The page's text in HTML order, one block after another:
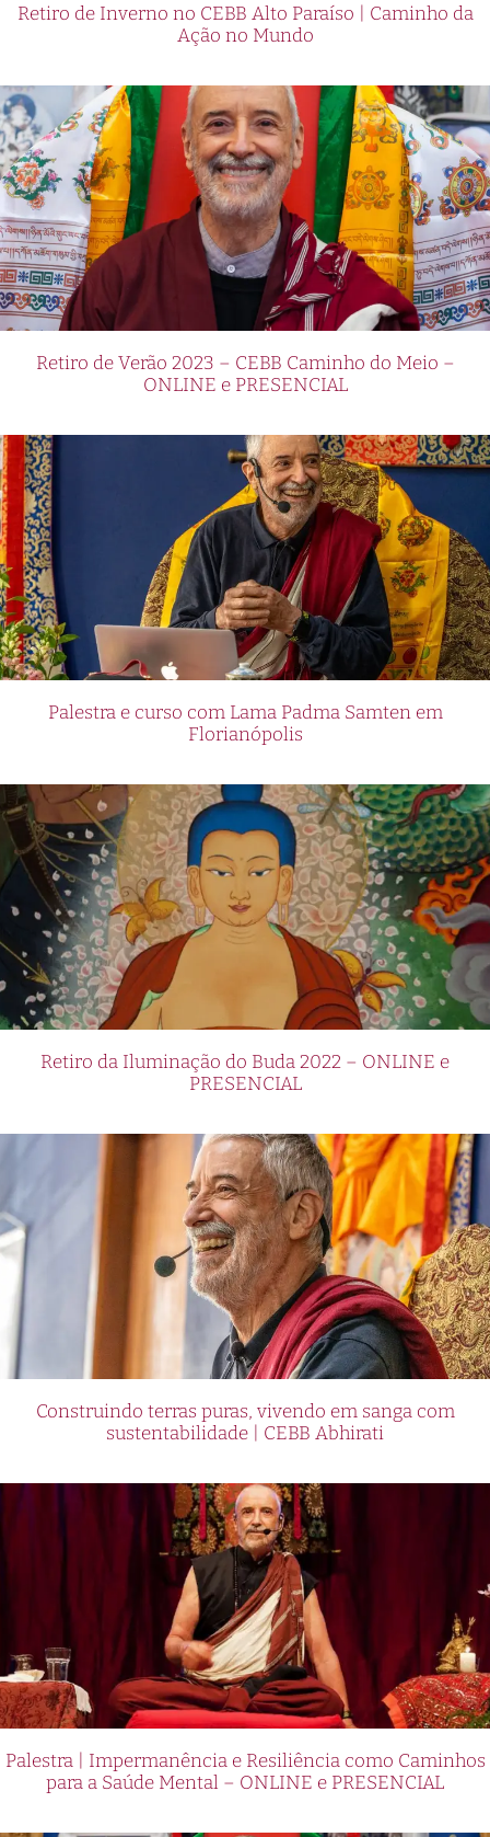
Retiro de Inverno no CEBB Alto Paraíso | Caminho da
Ação no Mundo
Retiro de Verão 2023 – CEBB Caminho do Meio –
ONLINE e PRESENCIAL
Palestra e curso com Lama Padma Samten em
Florianópolis
Retiro da Iluminação do Buda 2022 – ONLINE e
PRESENCIAL
Construindo terras puras, vivendo em sanga com
sustentabilidade | CEBB Abhirati
Palestra | Impermanência e Resiliência como Caminhos
para a Saúde Mental – ONLINE e PRESENCIAL